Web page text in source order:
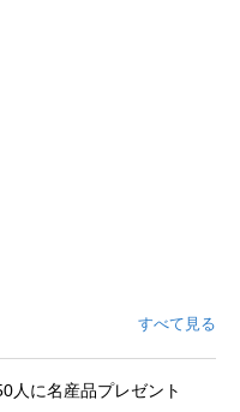
すべて見る
人に名産品プレゼント